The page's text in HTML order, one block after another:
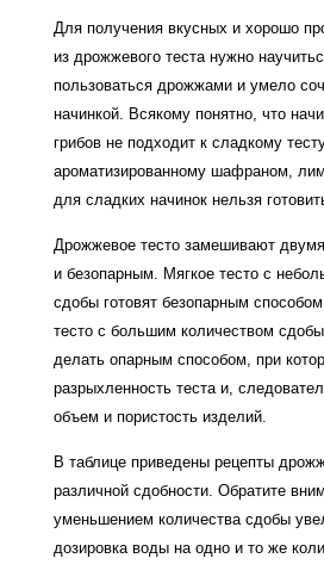
Для получения вкусных и хорошо
из дрожжевого теста нужно
пользоваться дрожжами и умело
начинкой. Всякому понятно, что
грибов не подходит к сладкому
ароматизированному шафраном,
для сладких начинок нельзя
Дрожжевое тесто замешивают
и безопарным. Мягкое тесто с
сдобы готовят безопарным
тесто с большим количеством
делать опарным способом, при
разрыхленность теста и,
объем и пористость изделий.
В таблице приведены рецепты
различной сдобности. Обратите
уменьшением количества сдобы
дозировка воды на одно и то же